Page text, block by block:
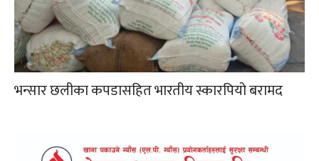
भन्सार छलीका कपडासहित भारतीय स्कारपियो बरामद